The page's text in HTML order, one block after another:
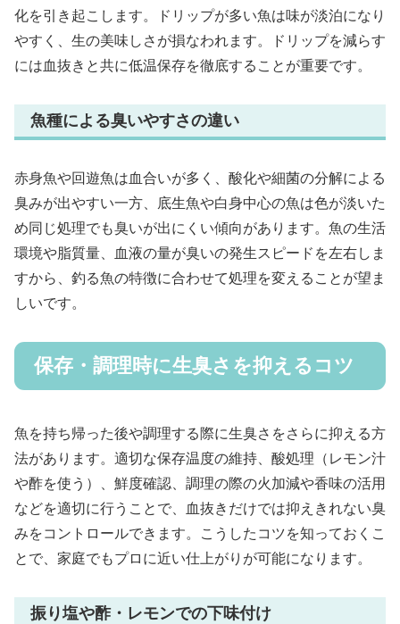
化を引き起こします。ドリップが多い魚は味が淡泊になり
やすく、生の美味しさが損なわれます。ドリップを減らす
には血抜きと共に低温保存を徹底することが重要です。
魚種による臭いやすさの違い
赤身魚や回遊魚は血合いが多く、酸化や細菌の分解による
臭みが出やすい一方、底生魚や白身中心の魚は色が淡いた
め同じ処理でも臭いが出にくい傾向があります。魚の生活
環境や脂質量、血液の量が臭いの発生スピードを左右しま
すから、釣る魚の特徴に合わせて処理を変えることが望ま
しいです。
保存・調理時に生臭さを抑えるコツ
魚を持ち帰った後や調理する際に生臭さをさらに抑える方
法があります。適切な保存温度の維持、酸処理（レモン汁
や酢を使う）、鮮度確認、調理の際の火加減や香味の活用
などを適切に行うことで、血抜きだけでは抑えきれない臭
みをコントロールできます。こうしたコツを知っておくこ
とで、家庭でもプロに近い仕上がりが可能になります。
振り塩や酢・レモンでの下味付け